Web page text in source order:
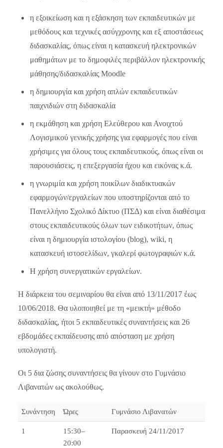
η εξοικείωση και η εξάσκηση των εκπαιδευτικών με
μεθόδους και τεχνικές ασύγχρονης και εξ αποστάσεως
διδασκαλίας, όπως είναι η κατασκευή ηλεκτρονικών
μαθημάτων με το δημοφιλές περιβάλλον ηλεκτρονικής
μάθησης/διδασκαλίας Moodle
η δημιουργία και χρήση απλών εκπαιδευτικών
παιχνιδιών στη διδασκαλία
η εκμάθηση και χρήση Ελεύθερου και Ανοιχτού
Λογισμικού γενικής χρήσης για εφαρμογές που είναι
χρήσιμες για όλους τους εκπαιδευτικούς, όπως είναι οι
παρουσιάσεις, η επεξεργασία ήχου και εικόνας κ.ά.
η γνωριμία και χρήση ποικίλων διαδικτυακών
εφαρμογών/εργαλείων που υποστηρίζονται από το
Πανελλήνιο Σχολικό Δίκτυο (ΠΣΔ) και είναι διαθέσιμα
στους εκπαιδευτικούς όλων των ειδικοτήτων, όπως
είναι η δημιουργία ιστολογίου (blog), wiki, η
κατασκευή ιστοσελίδων, γκαλερί φωτογραφιών κ.ά.
Η χρήση συνεργατικών εργαλείων.
Η διάρκεια του σεμιναρίου θα είναι από 13/11/2017 έως
10/06/2018. Θα υλοποιηθεί με τη «μεικτή» μέθοδο
διδασκαλίας, ήτοι 5 εκπαιδευτικές συναντήσεις και 26
εβδομάδες εκπαίδευσης από απόσταση με χρήση
υπολογιστή.
Οι 5 δια ζώσης συναντήσεις θα γίνουν στο Γυμνάσιο
Λιβανατών ως ακολούθως.
Συνάντηση Ώρες Γυμνάσιο Λιβανατών
1
15:30–
20:00
Παρασκευή 24/11/2017